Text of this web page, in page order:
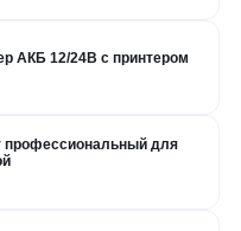
АКБ 12/24В с принтером
профессиональный для